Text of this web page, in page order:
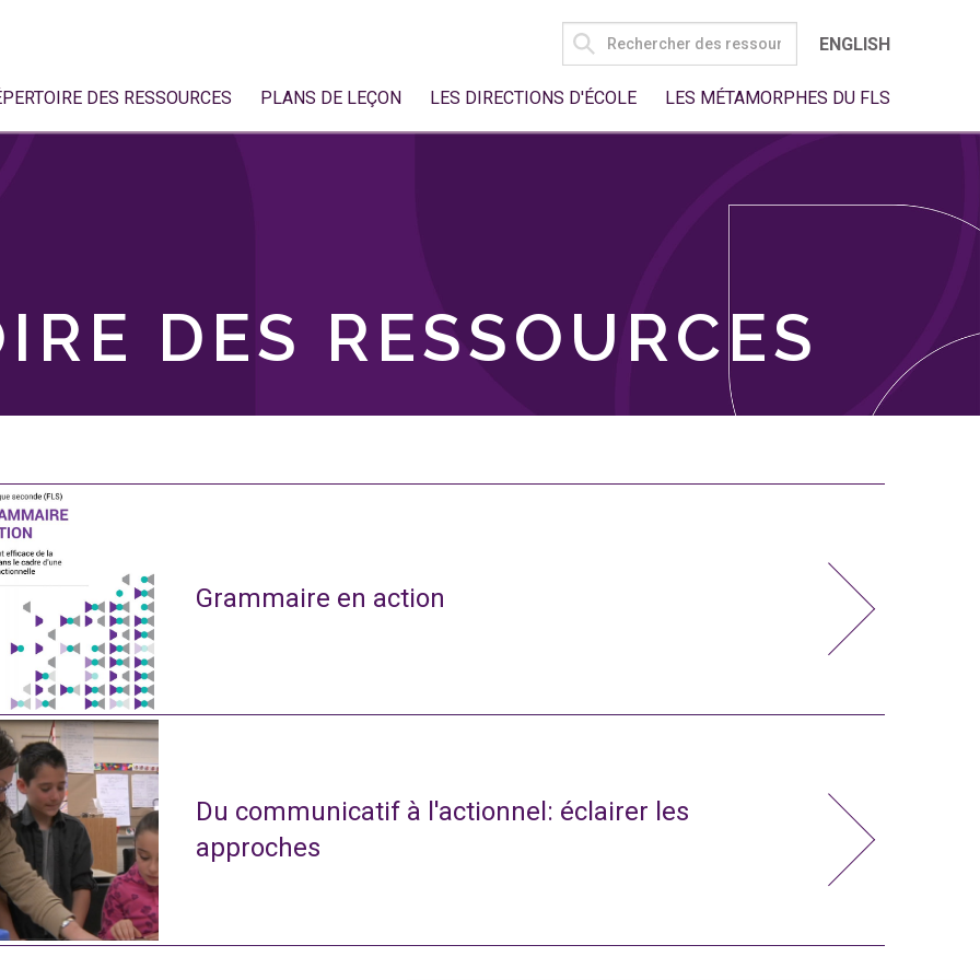
SEARCH
FOR:
ENGLISH
DES RESSOURCES PLANS DE LEÇON LES DIRECTIONS D'ÉCOLE LES MÉTAMORPHES DU FLS
DES RESSOURCES
Grammaire en action
Du communicatif à l'actionnel: éclairer les
approches